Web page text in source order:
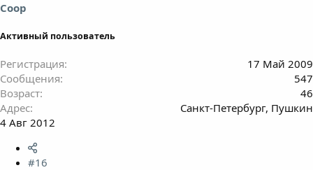
Coop
Активный пользователь
Регистрация
17 Май 2009
Сообщения
547
Возраст
46
Адрес
Санкт-Петербург, Пушкин
4 Авг 2012
#16